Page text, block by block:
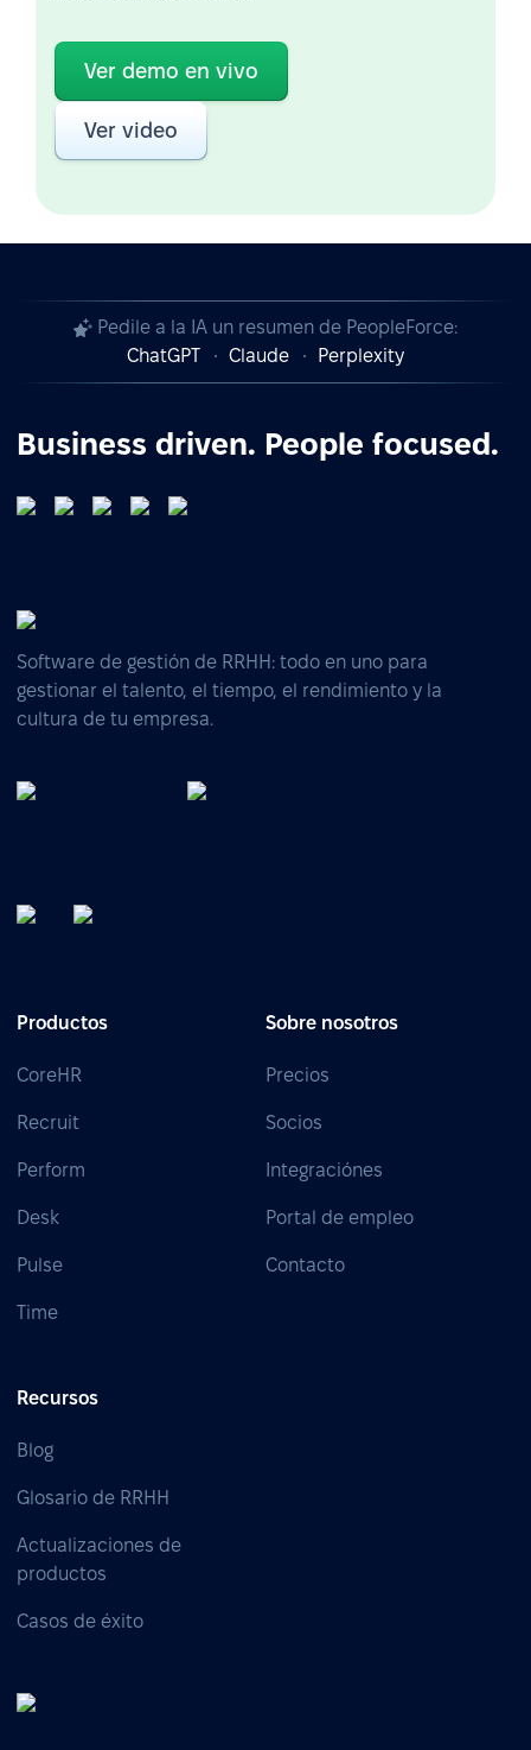
Ver demo en vivo
Ver video
Pedile a la IA un resumen de PeopleForce:
ChatGPT
Claude Perplexity
Business driven. People focused.
Software de gestión de RRHH: todo en uno para
gestionar el talento, el tiempo, el rendimiento y la
cultura de tu empresa.
Productos
CoreHR
Recruit
Perform
Desk
Pulse
Time
Sobre nosotros
Precios
Socios
Integraciónes
Portal de empleo
Contacto
Recursos
Blog
Glosario de RRHH
Actualizaciones de
productos
Casos de éxito